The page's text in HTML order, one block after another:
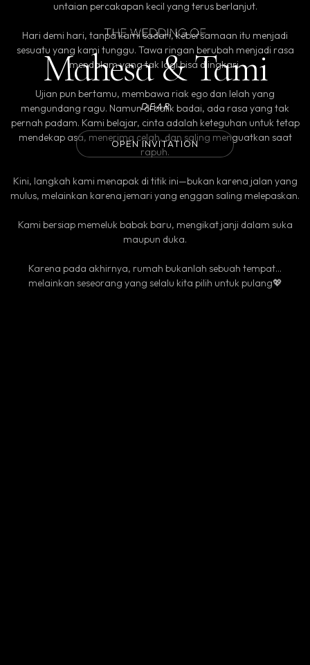
untaian percakapan kecil yang terus berlanjut.
Hari demi hari, tanpa kami sadari, kebersamaan itu menjadi
sesuatu yang kami tunggu. Tawa ringan berubah menjadi rasa
mendalam yang tak lagi bisa diingkari.
Ujian pun bertamu, membawa riak ego dan lelah yang
mengundang ragu. Namun di balik badai, ada rasa yang tak
pernah padam. Kami belajar, cinta adalah keteguhan untuk tetap
mendekap asa, menerima celah, dan saling menguatkan saat
rapuh.
Kini, langkah kami menapak di titik ini—bukan karena jalan yang
mulus, melainkan karena jemari yang enggan saling melepaskan.
Kami bersiap memeluk babak baru, mengikat janji dalam suka
maupun duka.
Karena pada akhirnya, rumah bukanlah sebuah tempat…
melainkan seseorang yang selalu kita pilih untuk pulang💖
Mahesa & Tami
DEAR
OPEN INVITATION